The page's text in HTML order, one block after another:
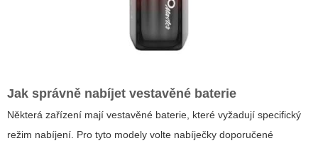
Jak správně nabíjet vestavěné baterie
Některá zařízení mají vestavěné baterie, které vyžadují specifický
režim nabíjení. Pro tyto modely volte nabíječky doporučené